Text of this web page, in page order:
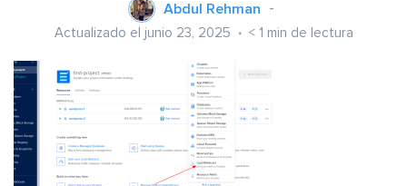
Abdul Rehman
Actualizado el junio 23, 2025 < 1 min de lectura